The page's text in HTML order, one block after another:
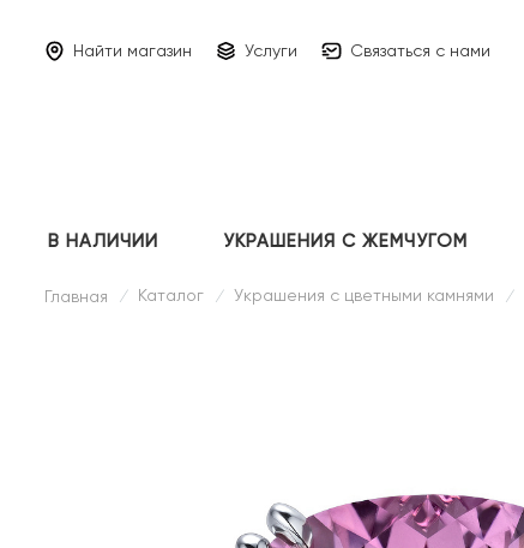
Найти магазин Услуги Связаться с нами
В НАЛИЧИИ УКРАШЕНИЯ С ЖЕМЧУГОМ
Главная / Каталог / Украшения с цветными камнями /